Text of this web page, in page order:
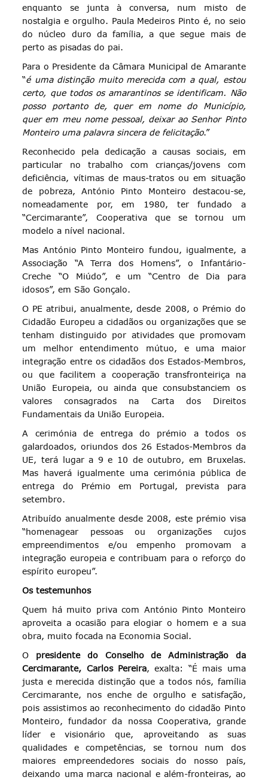
enquanto se junta à conversa, num misto de
nostalgia e orgulho. Paula Medeiros Pinto é, no seio
do núcleo duro da família, a que segue mais de
perto as pisadas do pai.
Para o Presidente da Câmara Municipal de Amarante
“é uma distinção muito merecida com a qual, estou
certo, que todos os amarantinos se identificam. Não
posso portanto de, quer em nome do Município,
quer em meu nome pessoal, deixar ao Senhor Pinto
Monteiro uma palavra sincera de felicitação.”
Reconhecido pela dedicação a causas sociais, em
particular no trabalho com crianças/jovens com
deficiência, vítimas de maus-tratos ou em situação
de pobreza, António Pinto Monteiro destacou-se,
nomeadamente por, em 1980, ter fundado a
“Cercimarante”, Cooperativa que se tornou um
modelo a nível nacional.
Mas António Pinto Monteiro fundou, igualmente, a
Associação “A Terra dos Homens”, o Infantário-
Creche “O Miúdo”, e um “Centro de Dia para
idosos”, em São Gonçalo.
O PE atribui, anualmente, desde 2008, o Prémio do
Cidadão Europeu a cidadãos ou organizações que se
tenham distinguido por atividades que promovam
um melhor entendimento mútuo, e uma maior
integração entre os cidadãos dos Estados-Membros,
ou que facilitem a cooperação transfronteiriça na
União Europeia, ou ainda que consubstanciem os
valores consagrados na Carta dos Direitos
Fundamentais da União Europeia.
A cerimónia de entrega do prémio a todos os
galardoados, oriundos dos 26 Estados-Membros da
UE, terá lugar a 9 e 10 de outubro, em Bruxelas.
Mas haverá igualmente uma cerimónia pública de
entrega do Prémio em Portugal, prevista para
setembro.
Atribuído anualmente desde 2008, este prémio visa
“homenagear pessoas ou organizações cujos
empreendimentos e/ou empenho promovam a
integração europeia e contribuam para o reforço do
espírito europeu”.
Os testemunhos
Quem há muito priva com António Pinto Monteiro
aproveita a ocasião para elogiar o homem e a sua
obra, muito focada na Economia Social.
O presidente do Conselho de Administração da
Cercimarante, Carlos Pereira, exalta: “É mais uma
justa e merecida distinção que a todos nós, família
Cercimarante, nos enche de orgulho e satisfação,
pois assistimos ao reconhecimento do cidadão Pinto
Monteiro, fundador da nossa Cooperativa, grande
líder e visionário que, aproveitando as suas
qualidades e competências, se tornou num dos
maiores empreendedores sociais do nosso país,
deixando uma marca nacional e além-fronteiras, ao